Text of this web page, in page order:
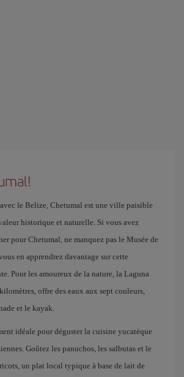
le Belize, Chetumal est une ville paisible
historique et naturelle. Si vous avez
pour Chetumal, ne manquez pas le Musée de
en apprendrez davantage sur cette
Pour les amoureux de la nature, la Laguna
offre des eaux aux sept couleurs,
et le kayak.
idéale pour déguster la cuisine yucatèque
Goûtez les panuchos, les salbutas et le
un plat local typique à base de lait de